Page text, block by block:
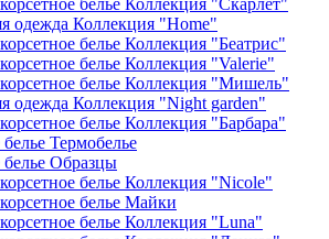
белье Коллекция "Скарлет"
одежда Коллекция "Home"
белье Коллекция "Беатрис"
белье Коллекция "Valerie"
белье Коллекция "Мишель"
одежда Коллекция "Night garden"
белье Коллекция "Барбара"
Термобелье
Образцы
белье Коллекция "Nicole"
белье Майки
белье Коллекция "Luna"